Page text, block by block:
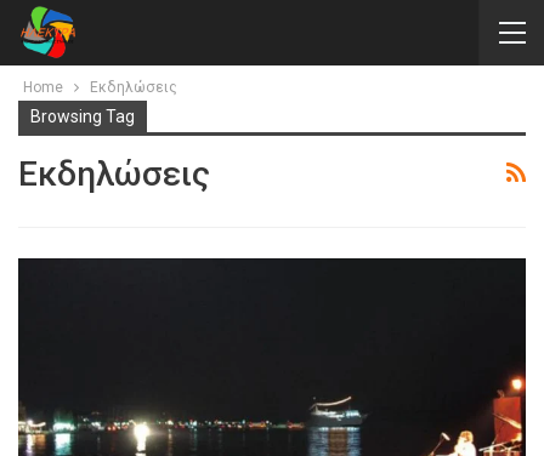
Home Εκδηλώσεις
Browsing Tag
Εκδηλώσεις